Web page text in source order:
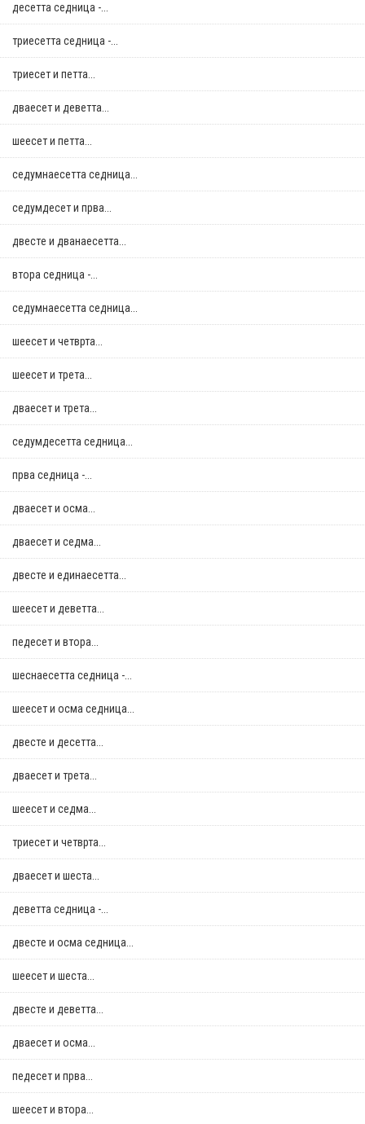
десетта седница -...
триесетта седница -...
триесет и петта...
дваесет и деветта...
шеесет и петта...
седумнаесетта седница...
седумдесет и прва...
двестe и дванаесетта...
втора седница -...
седумнаесетта седница...
шеесет и четврта...
шеесет и трета...
дваесет и трета...
седумдесетта седница...
прва седница -...
дваесет и осма...
дваесет и седма...
двестe и единаесетта...
шеесет и деветта...
педесет и втора...
шеснаесетта седница -...
шеесет и осма седница...
двестe и десетта...
дваесет и трета...
шеесет и седма...
триесет и четврта...
дваесет и шеста...
деветта седница -...
двестe и осма седница...
шеесет и шеста...
двестe и деветта...
дваесет и осма...
педесет и прва...
шеесет и втора...